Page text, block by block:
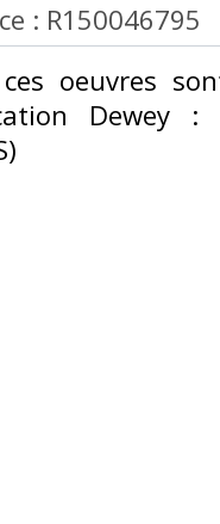
: R150046795
oeuvres
Dewey :